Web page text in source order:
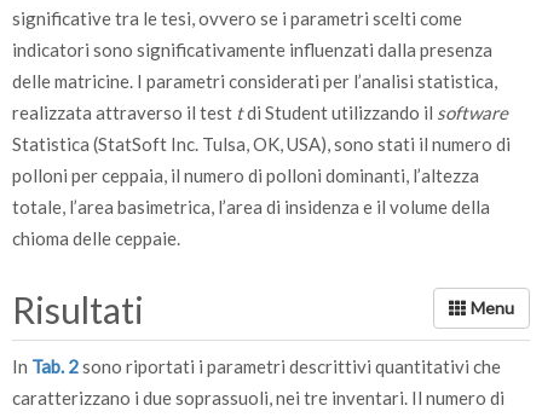
significative tra le tesi, ovvero se i parametri scelti come
indicatori sono significativamente influenzati dalla presenza
delle matricine. I parametri considerati per l’analisi statistica,
realizzata attraverso il test tdi Student utilizzando il software
Statistica (StatSoft Inc. Tulsa, OK, USA), sono stati il numero di
polloni per ceppaia, il numero di polloni dominanti, l’altezza
totale, l’area basimetrica, l’area di insidenza e il volume della
chioma delle ceppaie.
Risultati
In Tab. 2sono riportati i parametri descrittivi quantitativi che
caratterizzano i due soprassuoli, nei tre inventari. Il numero di